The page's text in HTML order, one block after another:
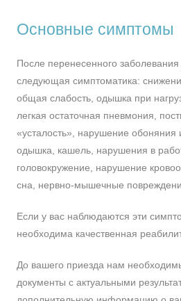
Основные симптомы
После перенесенного
следующая симптоматика:
общая слабость, одышка при
легкая остаточная пневмония,
«усталость», нарушение обоняния
одышка, кашель, нарушения в
головокружение, нарушение
сна, нервно-мышечные
Если у вас наблюдаются эти
необходима качественная
До вашего приезда нам
документы с актуальными